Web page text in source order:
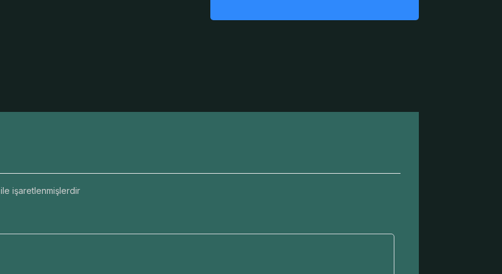
ile işaretlenmişlerdir